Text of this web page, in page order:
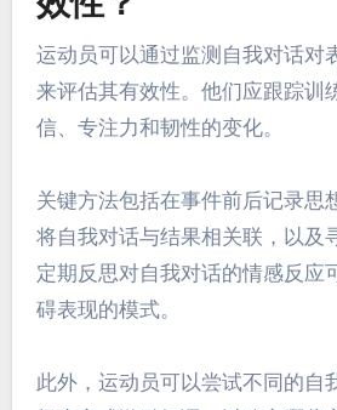
扮演什么角色？
教练通过培养积极心态和灌输自
专注力和韧性。这种指导帮助运
持动机，并实现巅峰表现。教练
肯定等技巧，这可以将消极思想
最终塑造运动员的心理景观。
运动员如何评估自